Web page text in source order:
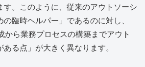
す。このように、従来のアウトソーシ
の臨時ヘルパー」であるのに対し、
から業務プロセスの構築までアウト
る点」が大きく異なります。